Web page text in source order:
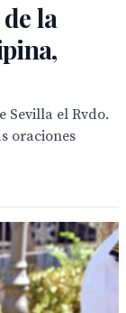
la
Sevilla el Rvdo.
oraciones